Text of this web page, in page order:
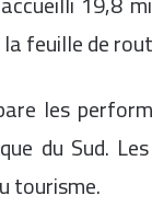
feuille de
les
du Sud.
tourisme.